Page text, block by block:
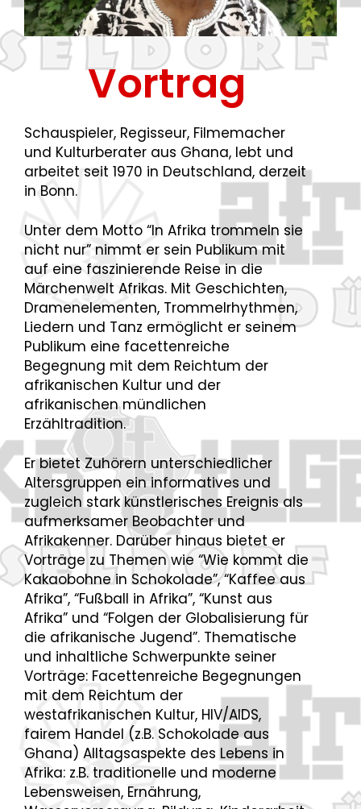
Thompson
Vortrag
Schauspieler, Regisseur, Filmemacher
und Kulturberater aus Ghana, lebt und
arbeitet seit 1970 in Deutschland, derzeit
in Bonn.
Unter dem Motto “In Afrika trommeln sie
nicht nur” nimmt er sein Publikum mit
auf eine faszinierende Reise in die
Märchenwelt Afrikas. Mit Geschichten,
Dramenelementen, Trommelrhythmen,
Liedern und Tanz ermöglicht er seinem
Publikum eine facettenreiche
Begegnung mit dem Reichtum der
afrikanischen Kultur und der
afrikanischen mündlichen
Erzähltradition.
Er bietet Zuhörern unterschiedlicher
Altersgruppen ein informatives und
zugleich stark künstlerisches Ereignis als
aufmerksamer Beobachter und
Afrikakenner. Darüber hinaus bietet er
Vorträge zu Themen wie “Wie kommt die
Kakaobohne in Schokolade”, “Kaffee aus
Afrika”, “Fußball in Afrika”, “Kunst aus
Afrika” und “Folgen der Globalisierung für
die afrikanische Jugend”. Thematische
und inhaltliche Schwerpunkte seiner
Vorträge: Facettenreiche Begegnungen
mit dem Reichtum der
westafrikanischen Kultur, HIV/AIDS,
fairem Handel (z.B. Schokolade aus
Ghana) Alltagsaspekte des Lebens in
Afrika: z.B. traditionelle und moderne
Lebensweisen, Ernährung,